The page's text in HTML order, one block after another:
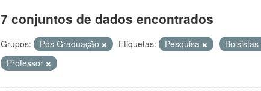
7 conjuntos de dados encontrados
Grupos: Pós Graduação Etiquetas: Pesquisa
Bolsistas
Professor